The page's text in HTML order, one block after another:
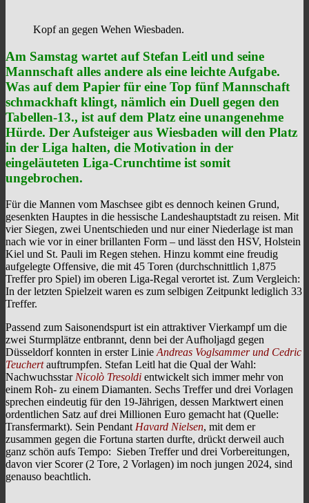
Kopf an gegen Wehen Wiesbaden.
Am Samstag wartet auf Stefan Leitl und seine
Mannschaft alles andere als eine leichte Aufgabe.
Was auf dem Papier für eine Top fünf Mannschaft
schmackhaft klingt, nämlich ein Duell gegen den
Tabellen-13., ist auf dem Platz eine unangenehme
Hürde. Der Aufsteiger aus Wiesbaden will den Platz
in der Liga halten, die Motivation in der
eingeläuteten Liga-Crunchtime ist somit
ungebrochen.
Für die Mannen vom Maschsee gibt es dennoch keinen Grund,
gesenkten Hauptes in die hessische Landeshauptstadt zu reisen. Mit
vier Siegen, zwei Unentschieden und nur einer Niederlage ist man
nach wie vor in einer brillanten Form – und lässt den HSV, Holstein
Kiel und St. Pauli im Regen stehen. Hinzu kommt eine freudig
aufgelegte Offensive, die mit 45 Toren (durchschnittlich 1,875
Treffer pro Spiel) im oberen Liga-Regal verortet ist. Zum Vergleich:
In der letzten Spielzeit waren es zum selbigen Zeitpunkt lediglich 33
Treffer.
Passend zum Saisonendspurt ist ein attraktiver Vierkampf um die
zwei Sturmplätze entbrannt, denn bei der Aufholjagd gegen
Düsseldorf konnten in erster Linie Andreas Voglsammer und Cedric
Teuchertauftrumpfen. Stefan Leitl hat die Qual der Wahl:
Nachwuchsstar Nicolò Tresoldi entwickelt sich immer mehr von
einem Roh- zu einem Diamanten. Sechs Treffer und drei Vorlagen
sprechen eindeutig für den 19-Jährigen, dessen Marktwert einen
ordentlichen Satz auf drei Millionen Euro gemacht hat (Quelle:
Transfermarkt). Sein Pendant Havard Nielsen, mit dem er
zusammen gegen die Fortuna starten durfte, drückt derweil auch
ganz schön aufs Tempo: Sieben Treffer und drei Vorbereitungen,
davon vier Scorer (2 Tore, 2 Vorlagen) im noch jungen 2024, sind
genauso beachtlich.